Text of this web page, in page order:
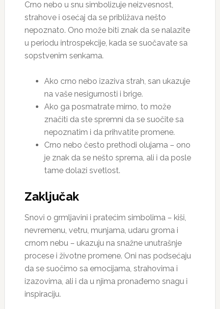
Crno nebo u snu simbolizuje neizvesnost,
strahove i osećaj da se približava nešto
nepoznato. Ono može biti znak da se nalazite
u periodu introspekcije, kada se suočavate sa
sopstvenim senkama.
Ako crno nebo izaziva strah, san ukazuje
na vaše nesigurnosti i brige.
Ako ga posmatrate mirno, to može
značiti da ste spremni da se suočite sa
nepoznatim i da prihvatite promene.
Crno nebo često prethodi olujama – ono
je znak da se nešto sprema, ali i da posle
tame dolazi svetlost.
Zaključak
Snovi o grmljavini i pratećim simbolima – kiši,
nevremenu, vetru, munjama, udaru groma i
crnom nebu – ukazuju na snažne unutrašnje
procese i životne promene. Oni nas podsećaju
da se suočimo sa emocijama, strahovima i
izazovima, ali i da u njima pronađemo snagu i
inspiraciju.